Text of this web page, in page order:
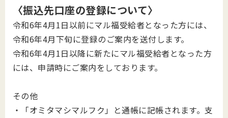
〈振込先口座の登録について〉
令和6年4月1日以前にマル福受給者となった方には、
令和6年4月下旬に登録のご案内を送付します。
令和6年4月1日以降に新たにマル福受給者となった方
には、申請時にご案内をしております。
その他
・「オミタマシマルフク」と通帳に記帳されます。支